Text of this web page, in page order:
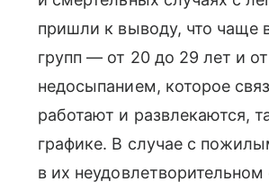
пришли к выводу, что чаще
групп — от 20 до 29 лет и
недосыпанием, которое
работают и развлекаются,
графике. В случае с
в их